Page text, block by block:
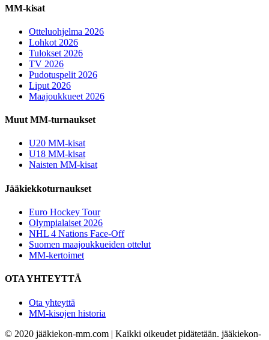
MM-kisat
Otteluohjelma 2026
Lohkot 2026
Tulokset 2026
TV 2026
Pudotuspelit 2026
Liput 2026
Maajoukkueet 2026
Muut MM-turnaukset
U20 MM-kisat
U18 MM-kisat
Naisten MM-kisat
Jääkiekkoturnaukset
Euro Hockey Tour
Olympialaiset 2026
NHL 4 Nations Face-Off
Suomen maajoukkueiden ottelut
MM-kertoimet
OTA YHTEYTTÄ
Ota yhteyttä
MM-kisojen historia
© 2020 jääkiekon-mm.com | Kaikki oikeudet pidätetään. jääkiekon-